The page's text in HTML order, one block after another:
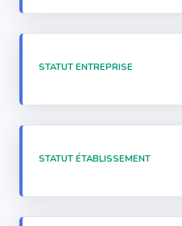
STATUT ENTREPRISE
STATUT ÉTABLISSEMENT